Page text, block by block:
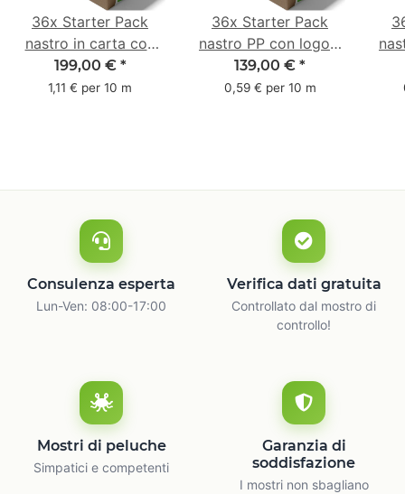
36x Starter Pack
nastro in carta con
logo - 1 colore - 50
mm x 50 m - caucciù
199,00 € *
1,11 € per 10 m
36x Starter Pack
nastro PP con logo -
1 colore - 48 mm x
66 m
139,00 € *
0,59 € per 10 m
Consulenza esperta
Lun-Ven: 08:00-17:00
Verifica dati gratuita
Controllato dal mostro di
controllo!
Mostri di peluche
Simpatici e competenti
Garanzia di
soddisfazione
I mostri non sbagliano